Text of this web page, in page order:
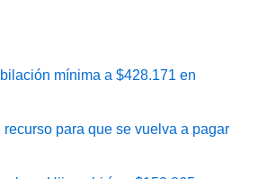
mínima a $428.171 en
para que se vuelva a pagar